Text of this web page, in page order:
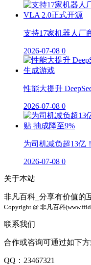
支持17家机器人厂
2026-07-08 0
性能大提升
2026-07-08 0
为司机减负超13亿
2026-07-08 0
关于本站
非凡百科_分享有价值的
Copyright @ 非凡百科
联系我们
合作或咨询可通过如下方
QQ：23467321